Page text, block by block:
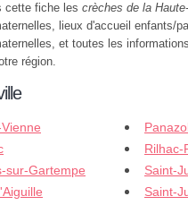
cette fiche les crèches de la
lieux d'accueil enfants/
et toutes les
région.
sur-Gartempe
Rilhac-
Saint-
Saint-